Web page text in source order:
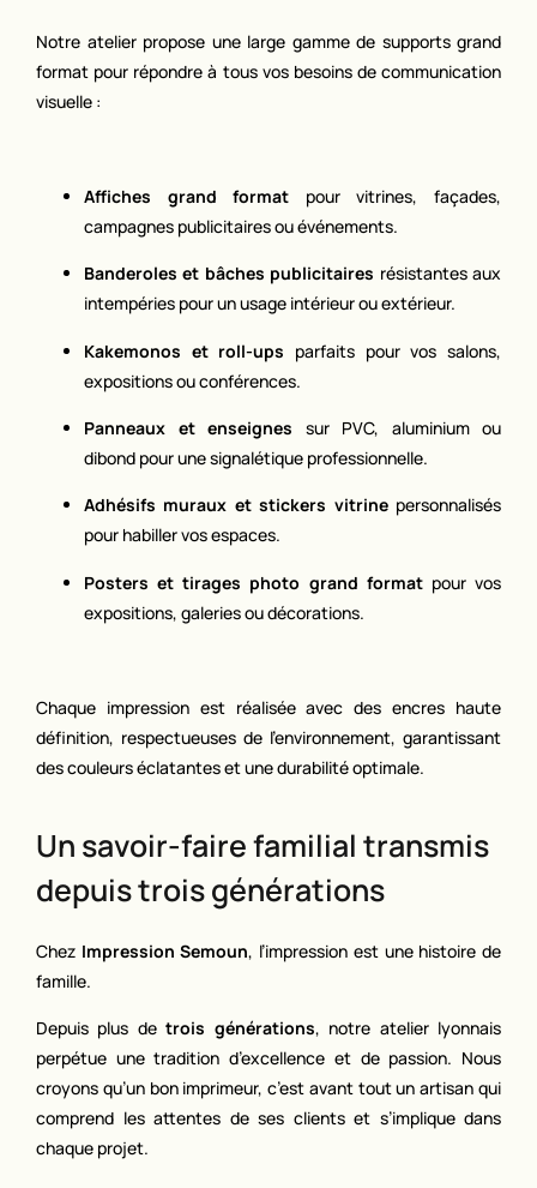
Notre atelier propose une large gamme de supports grand
format pour répondre à tous vos besoins de communication
visuelle :
Affiches grand format pour vitrines, façades,
campagnes publicitaires ou événements.
Banderoles et bâches publicitaires résistantes aux
intempéries pour un usage intérieur ou extérieur.
Kakemonos et roll-ups parfaits pour vos salons,
expositions ou conférences.
Panneaux et enseignes sur PVC, aluminium ou
dibond pour une signalétique professionnelle.
Adhésifs muraux et stickers vitrinepersonnalisés
pour habiller vos espaces.
Posters et tirages photo grand formatpour vos
expositions, galeries ou décorations.
Chaque impression est réalisée avec des encres haute
définition, respectueuses de l’environnement, garantissant
des couleurs éclatantes et une durabilité optimale.
Un savoir-faire familial transmis
depuis trois générations
Chez Impression Semoun, l’impression est une histoire de
famille.
Depuis plus detrois générations, notre atelier lyonnais
perpétue une tradition d’excellence et de passion. Nous
croyons qu’un bon imprimeur, c’est avant tout un artisan qui
comprend les attentes de ses clients et s’implique dans
chaque projet.